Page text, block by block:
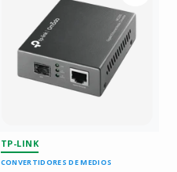
TP-LINK
CONVERTIDORES DE MEDIOS